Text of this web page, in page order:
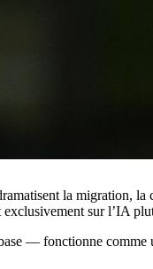
la migration,
sur l’IA
— fonctionne